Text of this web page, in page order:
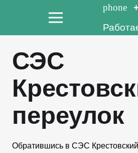
phone
СЭС
переулок
Обратившись в СЭС